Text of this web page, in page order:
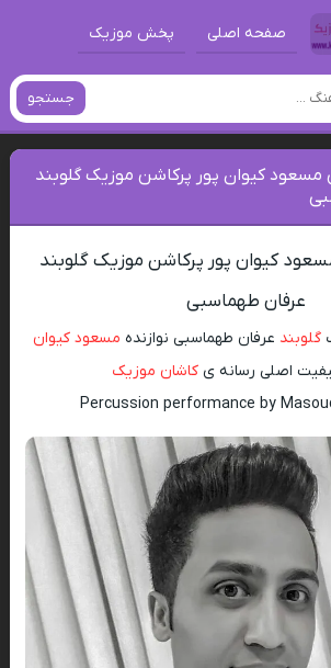
صفحه اصلی پخش موزیک
جستجو
مسعود کیوان پور پرکاشن موزیک گلوبند
مسعود کیوان پور پرکاشن موزیک گلوبند
عرفان طهماسبی
گلوبند عرفان طهماسبی نوازنده مسعود کیوان
اصلی رسانه یکاشان موزیک
Percussion performance by